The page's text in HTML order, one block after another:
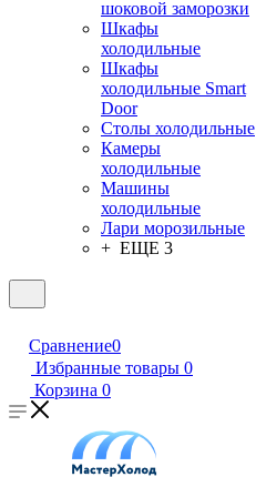
шоковой заморозки
Шкафы
холодильные
Шкафы
холодильные Smart
Door
Столы холодильные
Камеры
холодильные
Машины
холодильные
Лари морозильные
+ ЕЩЕ 3
Сравнение0
Избранные товары 0
Корзина 0